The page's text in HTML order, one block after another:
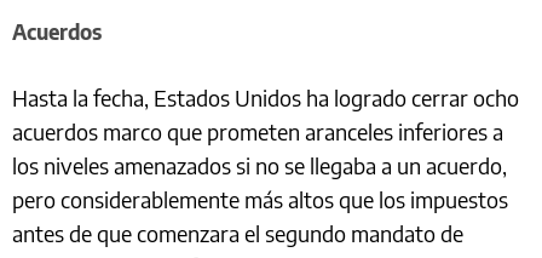
Acuerdos
Hasta la fecha, Estados Unidos ha logrado cerrar ocho
acuerdos marco que prometen aranceles inferiores a
los niveles amenazados si no se llegaba a un acuerdo,
pero considerablemente más altos que los impuestos
antes de que comenzara el segundo mandato de